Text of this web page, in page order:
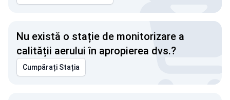
Nu există o stație de monitorizare a
calității aerului în apropierea dvs.?
Cumpărați Stația